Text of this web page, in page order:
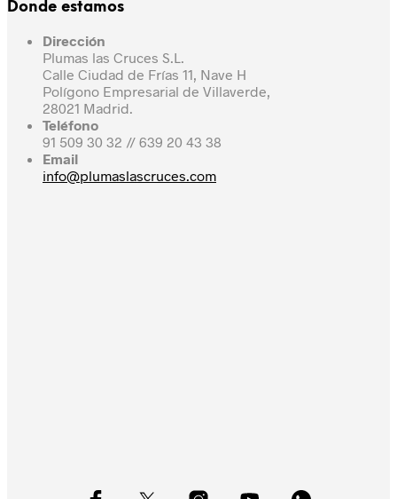
Donde estamos
Dirección
Plumas las Cruces S.L.
Calle Ciudad de Frías 11, Nave H
Polígono Empresarial de Villaverde,
28021 Madrid.
Teléfono
91 509 30 32 // 639 20 43 38
Email
info@plumaslascruces.com